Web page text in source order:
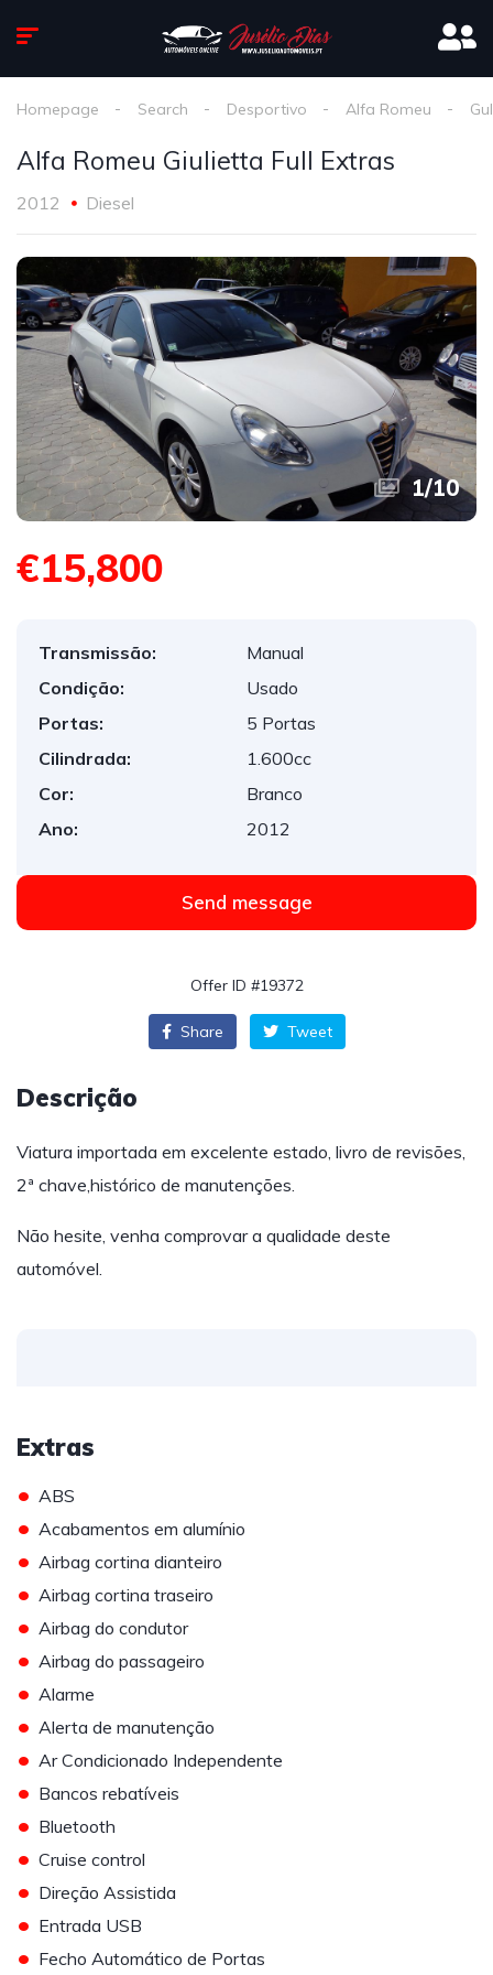
Homepage Search Desportivo Alfa Romeu
Alfa Romeu Giulietta Full Extras
2012 Diesel
1/10
€15,800
Transmissão:
Manual
Condição:
Usado
Portas:
5 Portas
Cilindrada:
1.600cc
Cor:
Branco
Ano:
2012
Send message
Offer ID #19372
Share Tweet
Descrição
Viatura importada em excelente estado, livro de revisões,
2ª chave,histórico de manutenções.
Não hesite, venha comprovar a qualidade deste
automóvel.
Extras
• ABS
• Acabamentos em alumínio
• Airbag cortina dianteiro
• Airbag cortina traseiro
• Airbag do condutor
• Airbag do passageiro
• Alarme
• Alerta de manutenção
• Ar Condicionado Independente
• Bancos rebatíveis
• Bluetooth
• Cruise control
• Direção Assistida
• Entrada USB
• Fecho Automático de Portas